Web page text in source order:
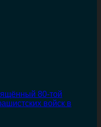
80-той
войск в